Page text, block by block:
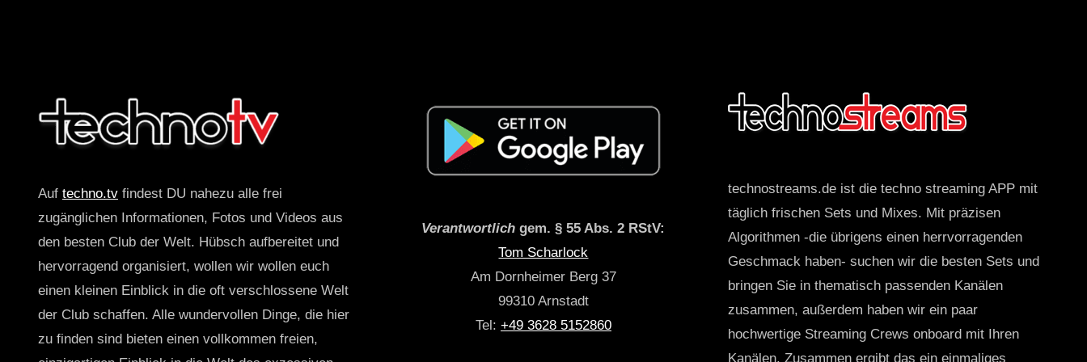
Auf techno.tv findest DU nahezu alle frei
zugänglichen Informationen, Fotos und Videos aus
den besten Club der Welt. Hübsch aufbereitet und
hervorragend organisiert, wollen wir wollen euch
einen kleinen Einblick in die oft verschlossene Welt
der Club schaffen. Alle wundervollen Dinge, die hier
zu finden sind bieten einen vollkommen freien,
Verantwortlich gem. § 55 Abs. 2 RStV:
Tom Scharlock
Am Dornheimer Berg 37
99310 Arnstadt
Tel: +49 3628 5152860
technostreams.de ist die techno streaming APP mit
täglich frischen Sets und Mixes. Mit präzisen
Algorithmen -die übrigens einen herrvorragenden
Geschmack haben- suchen wir die besten Sets und
bringen Sie in thematisch passenden Kanälen
zusammen, außerdem haben wir ein paar
hochwertige Streaming Crews onboard mit Ihren
Kanälen. Zusammen ergibt das ein einmaliges